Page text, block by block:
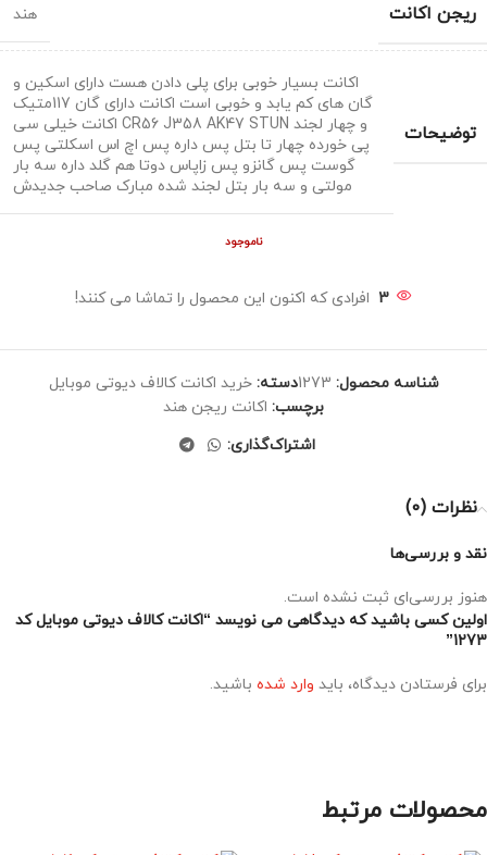
ریجن اکانت هند
توضیحات
اکانت بسیار خوبی برای پلی دادن هست دارای اسکین و
گان های کم یابد و خوبی است اکانت دارای گان 117متیک
و چهار لجند CR56 J358 AK47 STUN اکانت خیلی سی
پی خورده چهار تا بتل پس داره پس اچ اس اسکلتی پس
گوست پس گانزو پس زاپاس دوتا هم گلد داره سه بار
مولتی و سه بار بتل لجند شده مبارک صاحب جدیدش
ناموجود
3 افرادی که اکنون این محصول را تماشا می کنند!
شناسه محصول: 1273دسته: خرید اکانت کالاف دیوتی موبایل
برچسب: اکانت ریجن هند
اشتراک‌گذاری:
نظرات (0)
نقد و بررسی‌ها
هنوز بررسی‌ای ثبت نشده است.
اولین کسی باشید که دیدگاهی می نویسد “اکانت کالاف دیوتی موبایل کد
1273”
برای فرستادن دیدگاه، باید وارد شده باشید.
محصولات مرتبط